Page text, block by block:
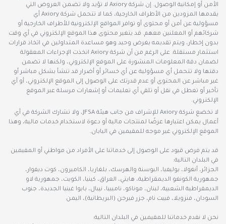
الأمن أو إمكانية الوصول. إن شركة Axiory لا تؤيد ولا تضمن العروض التي
يقدمها المزودين من الأطراف الخارجية، كما لا تتحمل شركة Axiory أي
مسؤولية عن أمن أو محتوى أو توافر المواقع الإلكترونية للأطراف الخارجية أو
شركائهم أو المعلنين معهم. قد يتغير محتوى هذا الموقع الإلكتروني في أي وقت
بدون إخطار، ويتم تقديمه بغرض وحيد وهو مساعدة المتداولين في اتخاذ قرارات
استثمار مستقلة. على الرغم من أن شركة Axiory اتخذت الإجراءات المعقولة
لضمان دقة المعلومات المنشورة على الموقع الإلكتروني، ولكنها لا تضمن
دقتها ولا تتحمل أي مسؤولية عن أي خسائر أو أضرار قد تنشأ بشكل مباشر أو
غير مباشر عن المحتوى أو عدم قدرتك على الوصول إلى الموقع الإلكتروني، أو أي
تأخير أو تعطل في نقل أو تلقي أي تعليمات أو إشعارات مرسلة عبر الموقع
الإلكتروني.
لا تخضع شركة Axiory للإشراف من جانب هيئة JFSA، ولا تشارك الشركة في أي
أعمال يمكن اعتبارها عرضًا لمنتجات مالية أو دعوة لاستخدام خدمات مالية، وهذا
الموقع الإلكتروني غير موجه للمقيمين في اليابان.
قد يتم فرض قيود على الوصول إلى خدماتنا على الأفراد من مواطني أو المقيمين
في البلدان التالية:
الجزائر، أنغولا، بوليفيا، البوسنة والهرسك، بلغاريا، الكاميرون، كوت ديفوار،
جمهورية الكونغو الديمقراطية، هايتي، العراق، كينيا، الكويت، جمهورية لاو
الديمقراطية الشعبية، لبنان، موناكو، ناميبيا، نيبال، بابوا غينيا الجديدة، جنوب
السودان، فنزويلا، فييت نام، جزر فيرجن (البريطانية)، اليمن
نحن لا نقدم خدماتنا للمقيمين في البلدان التالية: